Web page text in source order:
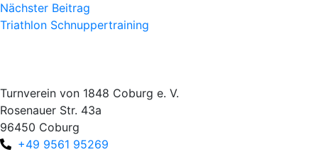
Nächster Beitrag
Triathlon Schnuppertraining
Turnverein von 1848 Coburg e. V.
Rosenauer Str. 43a
96450 Coburg
+49 9561 95269